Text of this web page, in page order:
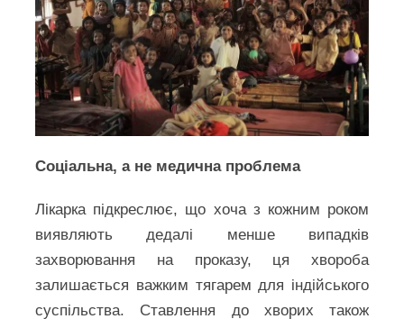
Соціальна, а не медична проблема
Лікарка підкреслює, що хоча з кожним роком
виявляють дедалі менше випадків
захворювання на проказу, ця хвороба
залишається важким тягарем для індійського
суспільства. Ставлення до хворих також